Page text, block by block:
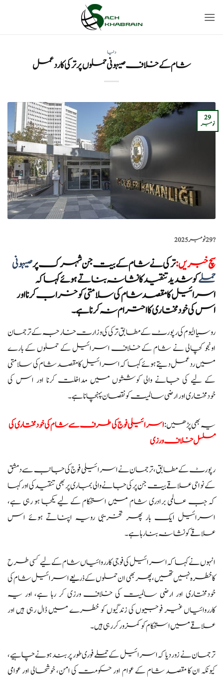
دنیا
شام کے خلاف صیہونی حملوں پر ترکی کا ردعمل
29
نومبر
?️29 نومبر 2025
سچ خبریں:ترکی نے شام کے بیت جن شہرک پرصیہونی
حملےکو شدید تنقید کا نشانہ بناتے ہوئے کہا کہ
اسرائیل کا مقصد شام کی سلامتی کو خراب کرنا اور
اس کی خودمختاری کا احترام نہ کرنا ہے۔
روسیا الیوم کی رپورٹ کے مطابق ترکی کی وزارت خارجہ کے ترجمان
اونجو کچالی نے شام کے خلاف اسرائیل کے حملوں کے بارے
میں ردعمل دیتے ہوئے کہا کہ اسرائیل کا مقصد شام کی سلامتی
کے لیے کی جانے والی کوششوں میں مداخلت کرنا اور اس کی
خودمختاری اور ارضی سالمیت کو نقصان پہنچانا ہے۔
یہ بھی پڑھیں:اسرائیلی فوج کی طرف سے شام کی خودمختاری کی
مسلسل خلاف ورزی
رپورٹ کے مطابق، ترجمان نے اسرائیلی فوج کی جانب سے دمشق
کے نواحی علاقے بیت جن پر کی جانے والی بمباری پر بھی تنقید کی اور کہا
کہ جب عالمی برادری شام میں استحکام کے لیے یکجا ہو رہی ہے،
اسرائیل ایک بار پھر تخریبی رویہ اپناتے ہوئے اس
علاقے کو نشانہ بنا رہا ہے۔
انہوں نے کہا کہ اسرائیل کی فوجی کارروائیاں شام کے لیے کسی طرح
کا خطرہ نہیں تھیں، پھر بھی ان حملوں کے ذریعے اسرائیل شام کی
خودمختاری اور ارضی سالمیت کی خلاف ورزی کر رہا ہے، اور یہ
کارروائیاں غیر فوجیوں کی زندگیوں کو خطرے میں ڈال رہی ہیں اور
علاقے میں استحکام کو کمزور کر رہی ہیں۔
ترجمان نے زور دیا کہ اسرائیل کے حملے فوری طور پر بند ہونے چاہیے،
کیونکہ ان کا مقصد شام کے عوام اور حکومت کی امن، خوشحالی اور عوامی